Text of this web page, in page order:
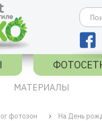
МАТЕРИАЛЫ
фотозон На День